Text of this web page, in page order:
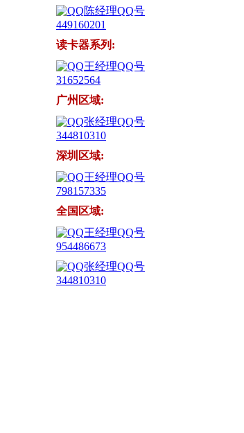
陈经理QQ号
449160201
读卡器系列:
王经理QQ号
31652564
广州区域:
张经理QQ号
344810310
深圳区域:
王经理QQ号
798157335
全国区域:
王经理QQ号
954486673
张经理QQ号
344810310